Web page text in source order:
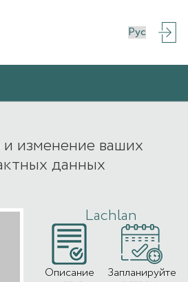
изменение ваших
данных
Lachlan
Описание Запланируйте